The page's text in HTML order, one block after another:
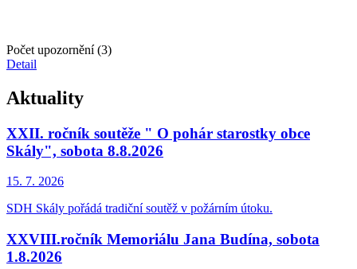
Počet upozornění (3)
Detail
Aktuality
XXII. ročník soutěže " O pohár starostky obce
Skály", sobota 8.8.2026
15. 7. 2026
SDH Skály pořádá tradiční soutěž v požárním útoku.
XXVIII.ročník Memoriálu Jana Budína, sobota
1.8.2026